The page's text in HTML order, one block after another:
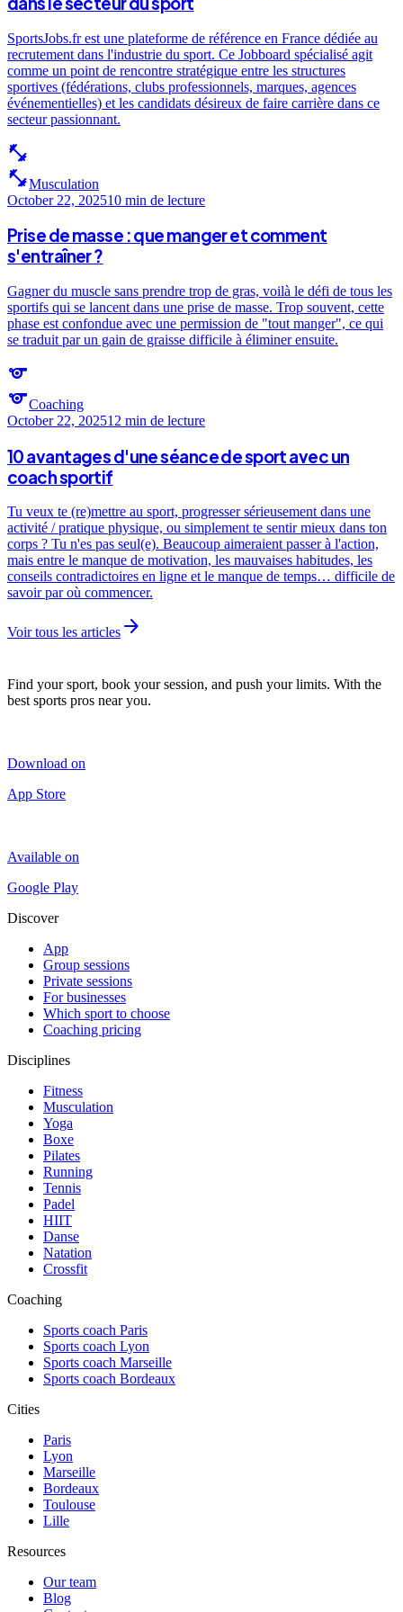
SportsJobs.fr est une plateforme de référence en France dédiée au
recrutement dans l'industrie du sport. Ce Jobboard spécialisé agit
comme un point de rencontre stratégique entre les structures
sportives (fédérations, clubs professionnels, marques, agences
événementielles) et les candidats désireux de faire carrière dans ce
secteur passionnant.
fitness_center
fitness_centerMusculation
October 22, 202510 min de lecture
Prise de masse : que manger et comment
s'entraîner ?
Gagner du muscle sans prendre trop de gras, voilà le défi de tous les
sportifs qui se lancent dans une prise de masse. Trop souvent, cette
phase est confondue avec une permission de "tout manger", ce qui
se traduit par un gain de graisse difficile à éliminer ensuite.
sports
sportsCoaching
October 22, 202512 min de lecture
10 avantages d'une séance de sport avec un
coach sportif
Tu veux te (re)mettre au sport, progresser sérieusement dans une
activité / pratique physique, ou simplement te sentir mieux dans ton
corps ? Tu n'es pas seul(e). Beaucoup aimeraient passer à l'action,
mais entre le manque de motivation, les mauvaises habitudes, les
conseils contradictoires en ligne et le manque de temps… difficile de
savoir par où commencer.
Voir tous les articles arrow_forward
Find your sport, book your session, and push your limits. With the
best sports pros near you.
Download on
App Store
Available on
Google Play
Discover
App
Group sessions
Private sessions
For businesses
Which sport to choose
Coaching pricing
Disciplines
Fitness
Musculation
Yoga
Boxe
Pilates
Running
Tennis
Padel
HIIT
Danse
Natation
Crossfit
Coaching
Sports coach Paris
Sports coach Lyon
Sports coach Marseille
Sports coach Bordeaux
Cities
Paris
Lyon
Marseille
Bordeaux
Toulouse
Lille
Resources
Our team
Blog